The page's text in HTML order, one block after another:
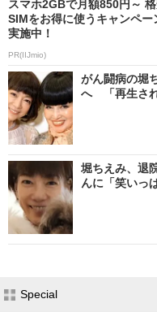
スマホ2GBで月額850円～
SIMをお得に使うキャンペー
実施中！
PR(IIJmio)
がん闘病の堀
へ 「再生さ
堀ちえみ、退
んに「笑いっ
Special